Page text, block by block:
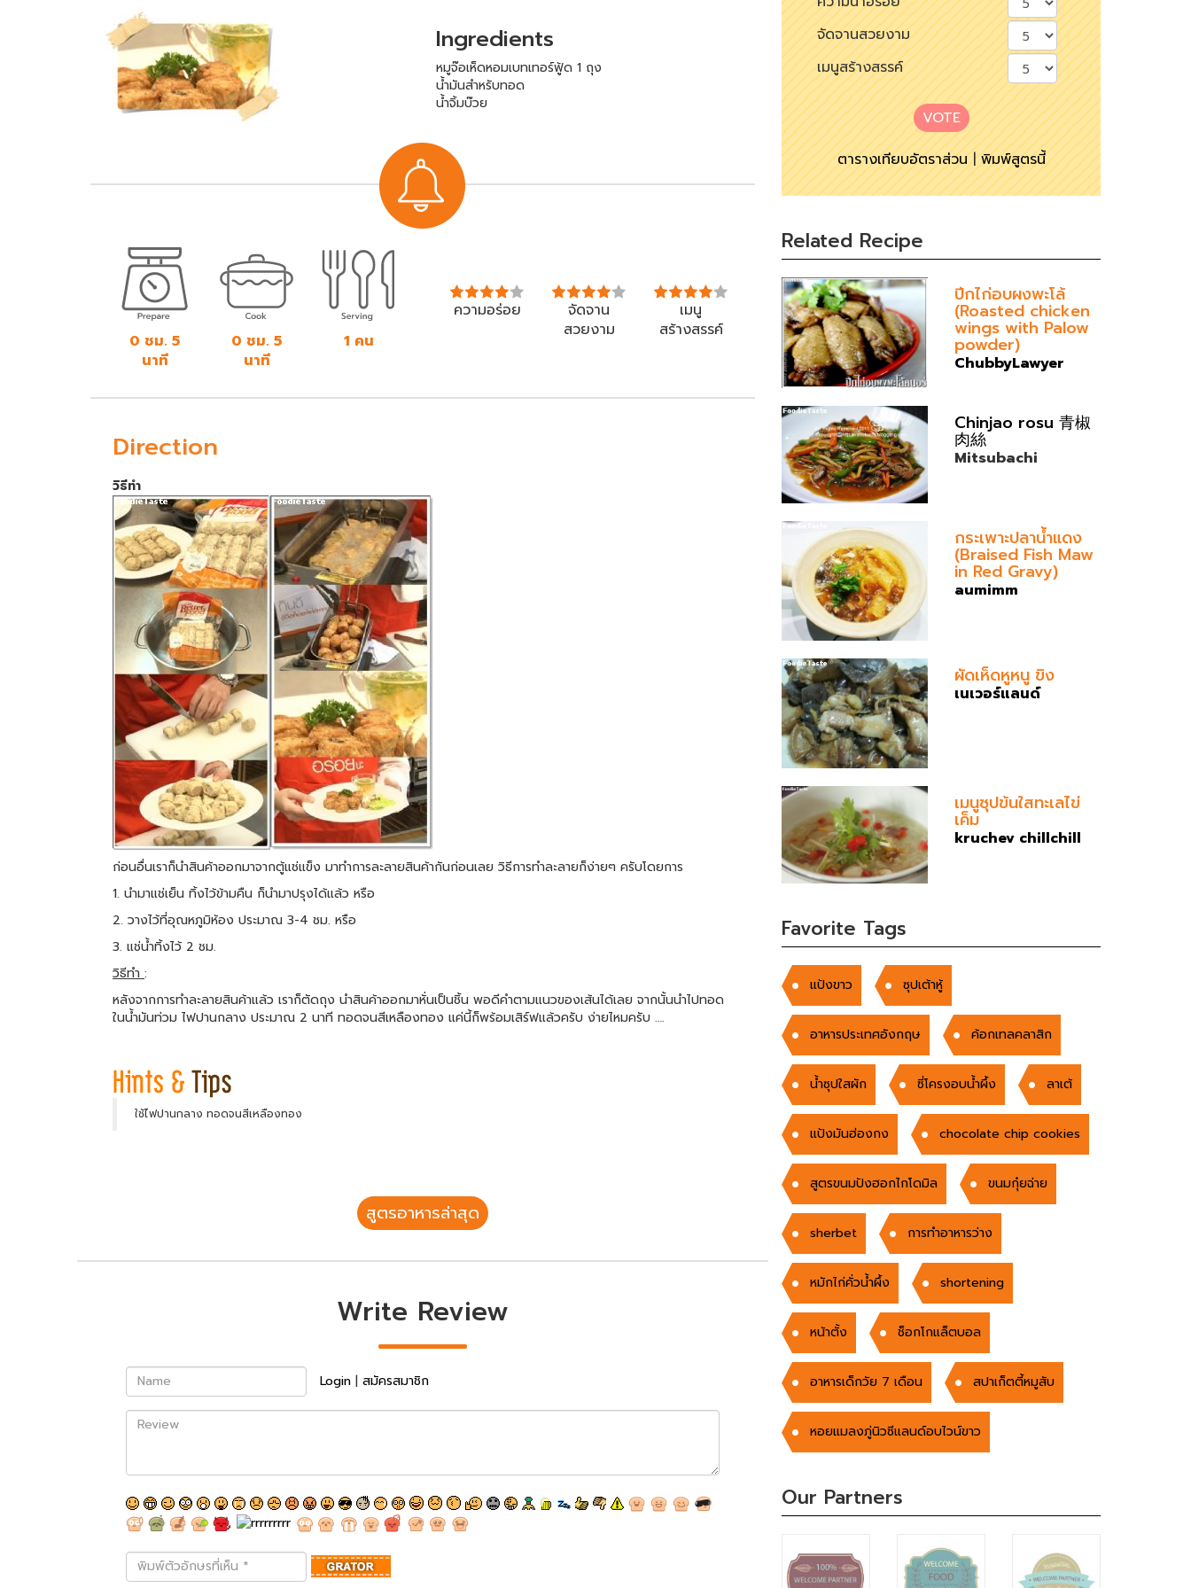
Ingredients
หมูจ๊อเห็ดหอมเบทเทอร์ฟู้ด 1 ถุง
น้ำมันสำหรับทอด
น้ำจิ้มบ๊วย
0 ชม. 5
นาที
0 ชม. 5
นาที
1 คน
ความอร่อย
จัดจาน
สวยงาม
เมนู
สร้างสรรค์
Direction
วิธีทำ
ก่อนอื่นเราก็นำสินค้าออกมาจากตู้แช่แข็ง มาทำการละลายสินค้ากันก่อนเลย วิธีการทำละลายก็ง่ายๆ ครับโดยการ
1. นำมาแช่เย็น ทิ้งไว้ข้ามคืน ก็นำมาปรุงได้แล้ว หรือ
2. วางไว้ที่อุณหภูมิห้อง ประมาณ 3-4 ชม. หรือ
3. แช่น้ำทิ้งไว้ 2 ชม.
วิธีทำ :
หลังจากการทำละลายสินค้าแล้ว เราก็ตัดถุง นำสินค้าออกมาหั่นเป็นชิ้น พอดีคำตามแนวของเส้นได้เลย จากนั้นนำไปทอด
ในน้ำมันท่วม ไฟปานกลาง ประมาณ 2 นาที ทอดจนสีเหลืองทอง แค่นี้ก็พร้อมเสิร์ฟแล้วครับ ง่ายไหมครับ ….
ใช้ไฟปานกลาง ทอดจนสีเหลืองทอง
สูตรอาหารล่าสุด
Write Review
Name Login | สมัครสมาชิก
Review
พิมพ์
ตัว
จัดจานสวยงาม
เมนูสร้างสรรค์
VOTE
ตารางเทียบอัตราส่วน|พิมพ์สูตรนี้
Related Recipe
ปีกไก่อบผงพะโล้
(Roasted chicken
wings with Palow
powder)
ChubbyLawyer
Chinjao rosu 青椒
肉絲
Mitsubachi
กระเพาะปลาน้ำแดง
(Braised Fish Maw
in Red Gravy)
aumimm
ผัดเห็ดหูหนู ขิง
เนเวอร์แลนด์
เมนูซุปข้นใสทะเลไข่
เค็ม
kruchev chillchill
Favorite Tags
แป้งขาว ซุปเต้าหู้
อาหารประเทศอังกฤษ ค้อกเทลคลาสิก
น้ำซุปใสผัก ซี่โครงอบน้ำผึ้ง ลาเต้
แป้งมันฮ่องกง chocolate chip cookies
สูตรขนมปังฮอกไกโดมิล ขนมกุ๋ยฉ่าย
sherbet การทำอาหารว่าง
หมักไก่คั่วน้ำผึ้ง shortening
หน้าตั้ง ช็อกโกแล็ตบอล
อาหารเด็กวัย 7 เดือน สปาเก็ตตี้หมูสับ
หอยแมลงภู่นิวซีแลนด์อบไวน์ขาว
Our Partners